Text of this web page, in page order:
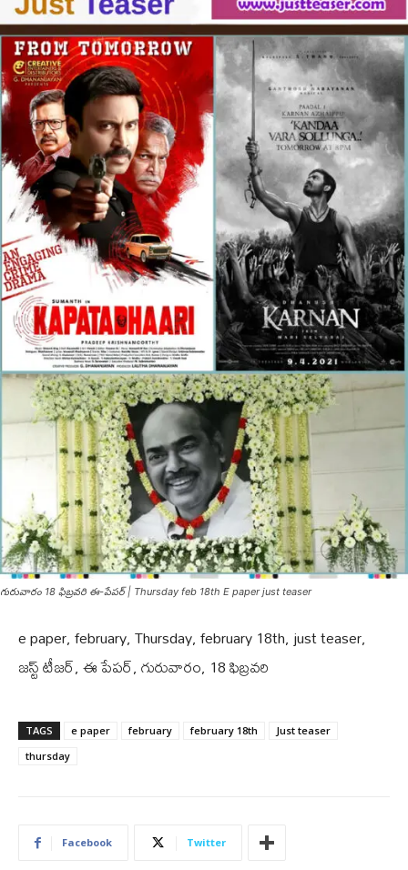
గురువారం 18 ఫిబ్రవరి ఈ-పేపర్ | Thursday feb 18th E paper just teaser
e paper, february, Thursday, february 18th, just teaser,
జస్ట్ టీజర్, ఈ పేపర్, గురువారం, 18 ఫిబ్రవరి
TAGS e paper february february 18th
Just teaser
thursday
Facebook Twitter